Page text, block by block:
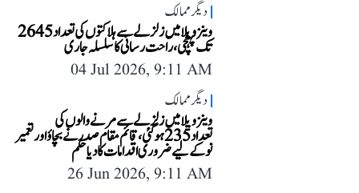
دیگر ممالک
وینزویلا میں زلزلے سے ہلاکتوں کی تعداد 2645
تک پہنچی، راحت رسانی کا سلسلہ جاری
04 Jul 2026, 9:11 AM
دیگر ممالک
وینزویلا میں زلزلے سے مرنے والوں کی
تعداد 235 ہو گئی، قائم مقام صدر نے بچاؤ اور تعمیر
نو کے لیے ضروری اقدامات کا دیا حکم
26 Jun 2026, 9:11 AM